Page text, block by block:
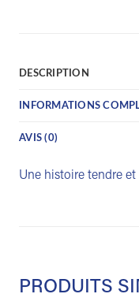
DESCRIPTION
INFORMATIONS
AVIS (0)
Une histoire tendre
PRODUITS